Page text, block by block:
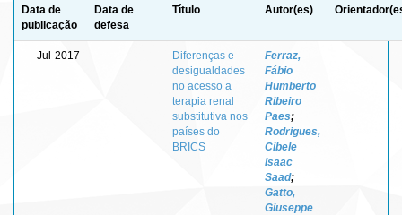
Data de
publicação
Data de
defesa
Título Autor(es)
Jul-2017 -
Diferenças e
desigualdades
no acesso a
terapia renal
substitutiva nos
países do
BRICS
Ferraz,
Fábio
Humberto
Ribeiro
Paes;
Rodrigues,
Cibele
Isaac
Saad;
Gatto,
Giuseppe
-